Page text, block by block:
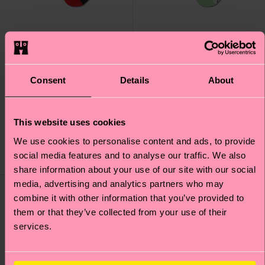
Consent Details About
This website uses cookies
We use cookies to personalise content and ads, to provide
social media features and to analyse our traffic. We also
share information about your use of our site with our social
media, advertising and analytics partners who may
combine it with other information that you’ve provided to
them or that they’ve collected from your use of their
services.
Kids Hello Kitty
Friends Sock
Originalpreis
CHF 12
Reduzierter Preis
-40%
AUF LAGER
BIOBAUMWOLLE
Kids Hello Kitty Smiles
Sock
AUF LAGER
BIOBAUMWOLLE
Special
Edition Special
Edition